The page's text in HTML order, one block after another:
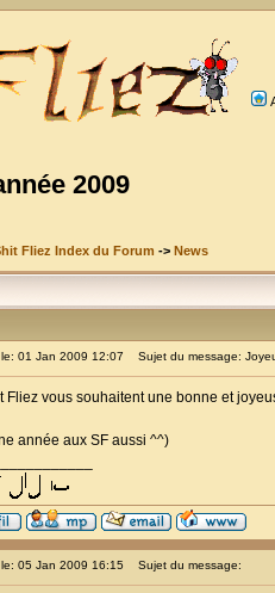
2009
Fliez Index du Forum -> News
01 Jan 2009 12:07 Sujet du message:
Fliez vous souhaitent une bonne et
année aux SF aussi ^^)
05 Jan 2009 16:15 Sujet du message: